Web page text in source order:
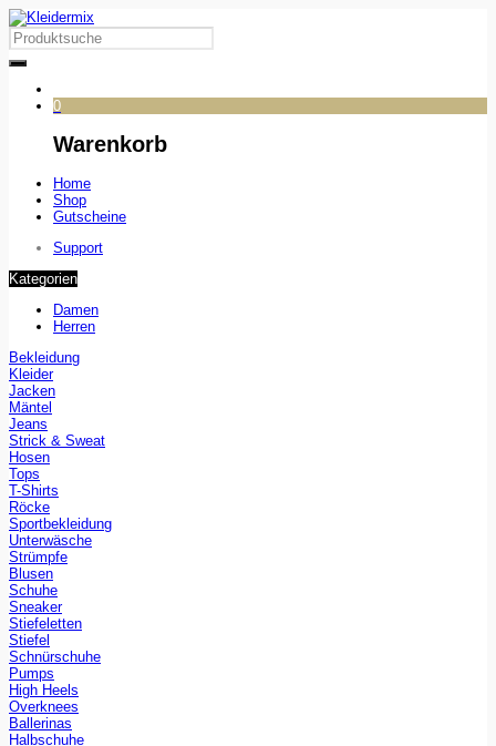
0
Warenkorb
Home
Shop
Gutscheine
Support
Kategorien
Damen
Herren
Bekleidung
Kleider
Jacken
Mäntel
Jeans
Strick & Sweat
Hosen
Tops
T-Shirts
Röcke
Sportbekleidung
Unterwäsche
Strümpfe
Blusen
Schuhe
Sneaker
Stiefeletten
Stiefel
Schnürschuhe
Pumps
High Heels
Overknees
Ballerinas
Halbschuhe